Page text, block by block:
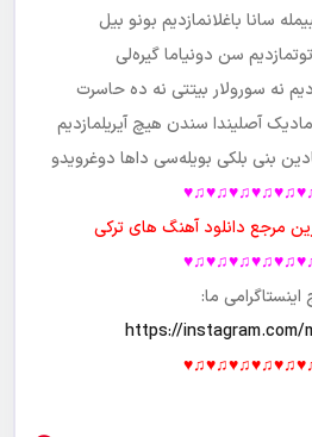
سانا باغلانمازدیم بونو بیل
توتمازدیم سن دونیاما گیره‌لی
نه سورولار بیتتی نه ده حاسرت
آصلیندا سندن هیچ آیریلمازدیم
بنی بلکی بویله‌سی داها دوغرویدو
مرجع دانلود آهنگ های ترکی
اینستاگرامی ما:
https://instagram.com/